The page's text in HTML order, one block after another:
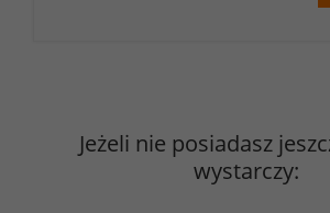
Jeżeli nie posiadasz
wystarczy: